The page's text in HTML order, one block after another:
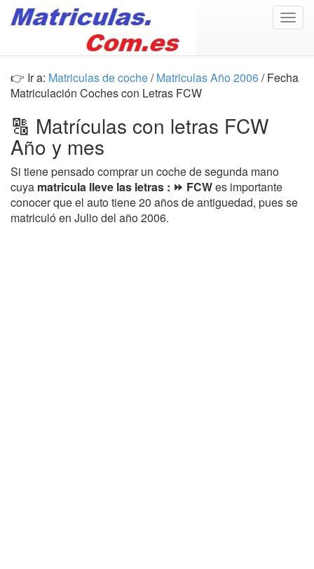
👉 Ir a: Matriculas de coche/Matriculas Año 2006/ Fecha
Matriculación Coches con Letras FCW
🔠 Matrículas con letras FCW
Año y mes
Si tiene pensado comprar un coche de segunda mano
cuya matricula lleve las letras : ⏩ FCWes importante
conocer que el auto tiene 20 años de antiguedad, pues se
matriculó en Julio del año 2006.